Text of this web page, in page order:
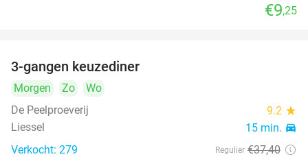
€9,25
3-gangen keuzediner
Morgen Zo
Wo
De Peelproeverij
9.2 star
Liessel 15 min. directions_car
Verkocht: 279 Regulier €37,40